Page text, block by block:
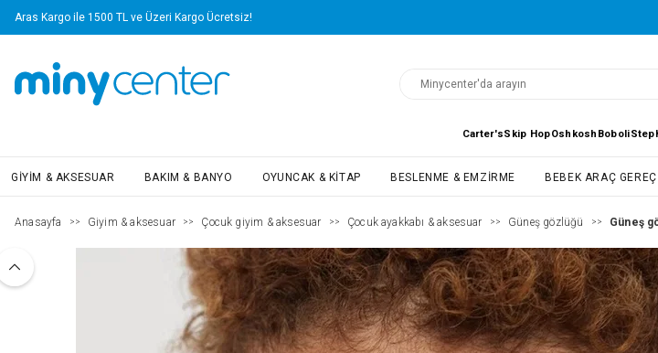
Aras Kargo ile 1500 TL ve Üzeri Kargo Ücretsiz!
Carter'sSkip HopOshkosh Boboli
GIYIM & AKSESUAR BAKIM & BANYO OYUNCAK & KITAP BESLENME & EMZIRME BEBEK ARAÇ GEREÇ
Anasayfa >> Giyim & aksesuar >> Çocuk giyim & aksesuar >> Çocuk ayakkabı & aksesuar >> Güneş gözlüğü >> Güneş